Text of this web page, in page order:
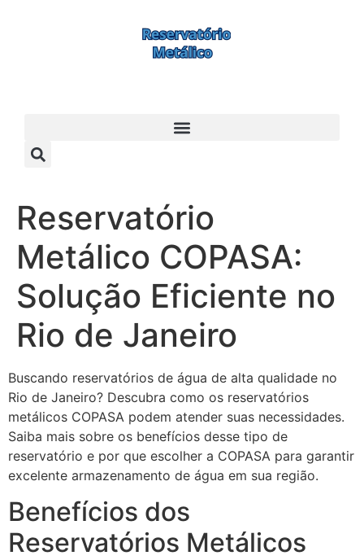
Reservatório
Metálico COPASA:
Solução Eficiente no
Rio de Janeiro
Buscando reservatórios de água de alta qualidade no
Rio de Janeiro? Descubra como os reservatórios
metálicos COPASA podem atender suas necessidades.
Saiba mais sobre os benefícios desse tipo de
reservatório e por que escolher a COPASA para garantir
excelente armazenamento de água em sua região.
Benefícios dos
Reservatórios Metálicos